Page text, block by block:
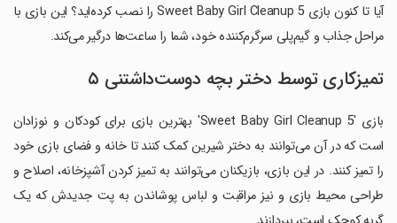
آیا تا کنون بازی Sweet Baby Girl Cleanup 5 را نصب کرده‌اید؟ این بازی با
مراحل جذاب و گیم‌پلی سرگرم‌کننده خود، شما را ساعت‌ها درگیر می‌کند.
تمیزکاری توسط دختر بچه دوست‌داشتنی ۵
بازی 'Sweet Baby Girl Cleanup 5' بهترین بازی برای کودکان و نوزادان
است که در آن می‌توانند به دختر شیرین کمک کنند تا خانه و فضای بازی خود
را تمیز کنند. در این بازی، بازیکنان می‌توانند به تمیز کردن آشپزخانه، اصلاح و
طراحی محیط بازی و نیز مراقبت و لباس پوشاندن به پت جدیدش که یک